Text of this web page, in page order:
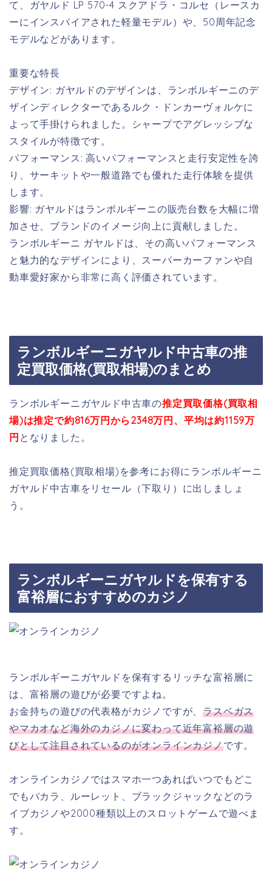
て、ガヤルド LP 570-4 スクアドラ・コルセ（レースカ
ーにインスパイアされた軽量モデル）や、50周年記念
モデルなどがあります。
重要な特長
デザイン: ガヤルドのデザインは、ランボルギーニのデ
ザインディレクターであるルク・ドンカーヴォルケに
よって手掛けられました。シャープでアグレッシブな
スタイルが特徴です。
パフォーマンス: 高いパフォーマンスと走行安定性を誇
り、サーキットや一般道路でも優れた走行体験を提供
します。
影響: ガヤルドはランボルギーニの販売台数を大幅に増
加させ、ブランドのイメージ向上に貢献しました。
ランボルギーニ ガヤルドは、その高いパフォーマンス
と魅力的なデザインにより、スーパーカーファンや自
動車愛好家から非常に高く評価されています。
ランボルギーニガヤルド中古車の推
定買取価格(買取相場)のまとめ
ランボルギーニガヤルド中古車の推定買取価格(買取相
場)は推定で約816万円から2348万円、平均は約1159万
円 となりました。
推定買取価格(買取相場)を参考にお得にランボルギーニ
ガヤルド中古車をリセール（下取り）に出しましょ
う。
ランボルギーニガヤルドを保有する
富裕層におすすめのカジノ
ランボルギーニガヤルドを保有するリッチな富裕層に
は、富裕層の遊びが必要ですよね。
お金持ちの遊びの代表格がカジノですが、ラスベガス
やマカオなど海外のカジノに変わって近年富裕層の遊
びとして注目されているのがオンラインカジノです。
オンラインカジノではスマホ一つあればいつでもどこ
でもバカラ、ルーレット、ブラックジャックなどのラ
イブカジノや2000種類以上のスロットゲームで遊べま
す。